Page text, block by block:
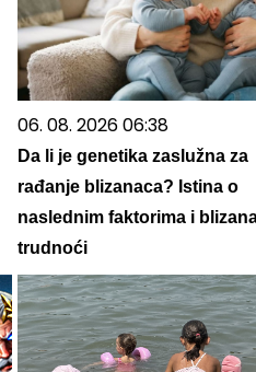
06. 08. 2026 06:38
Da li je genetika zaslužna za
rađanje blizanaca? Istina o
naslednim faktorima i
trudnoći